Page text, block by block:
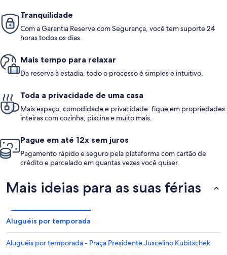
Tranquilidade
Com a Garantia Reserve com Segurança, você tem suporte 24
horas todos os dias.
Mais tempo para relaxar
Da reserva à estadia, todo o processo é simples e intuitivo.
Toda a privacidade de uma casa
Mais espaço, comodidade e privacidade: fique em propriedades
inteiras com cozinha, piscina e muito mais.
Pague em até 12x sem juros
Pagamento rápido e seguro pela plataforma com cartão de
crédito e parcelado em quantas vezes você quiser.
Mais ideias para as suas férias
Aluguéis por temporada
Aluguéis por temporada - Praça Presidente Juscelino Kubitschek